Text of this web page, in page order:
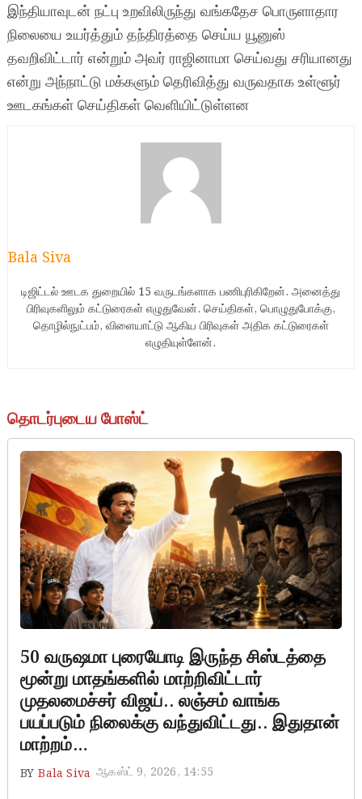
இந்தியாவுடன் நட்பு உறவிலிருந்து வங்கதேச பொருளாதார
நிலையை உயர்த்தும் தந்திரத்தை செய்ய யூனுஸ்
தவறிவிட்டார் என்றும் அவர் ராஜினாமா செய்வது சரியானது
என்று அந்நாட்டு மக்களும் தெரிவித்து வருவதாக உள்ளூர்
ஊடகங்கள் செய்திகள் வெளியிட்டுள்ளன
Bala Siva
டிஜிட்டல் ஊடக துறையில் 15 வருடங்களாக பணிபுரிகிறேன். அனைத்து
பிரிவுகளிலும் கட்டுரைகள் எழுதுவேன். செய்திகள், பொழுதுபோக்கு,
தொழில்நுட்பம், விளையாட்டு ஆகிய பிரிவுகள் அதிக கட்டுரைகள்
எழுதியுள்ளேன்.
தொடர்புடைய போஸ்ட்
50 வருஷமா புரையோடி இருந்த சிஸ்டத்தை
மூன்று மாதங்களில் மாற்றிவிட்டார்
முதலமைச்சர் விஜய்.. லஞ்சம் வாங்க
பயப்படும் நிலைக்கு வந்துவிட்டது.. இதுதான்
மாற்றம்…
BY Bala Siva ஆகஸ்ட் 9, 2026, 14:55